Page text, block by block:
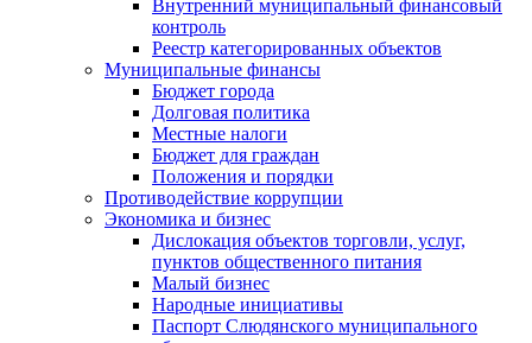
Внутренний муниципальный финансовый
контроль
Реестр категорированных объектов
Муниципальные финансы
Бюджет города
Долговая политика
Местные налоги
Бюджет для граждан
Положения и порядки
Противодействие коррупции
Экономика и бизнес
Дислокация объектов торговли, услуг,
пунктов общественного питания
Малый бизнес
Народные инициативы
Паспорт Слюдянского муниципального